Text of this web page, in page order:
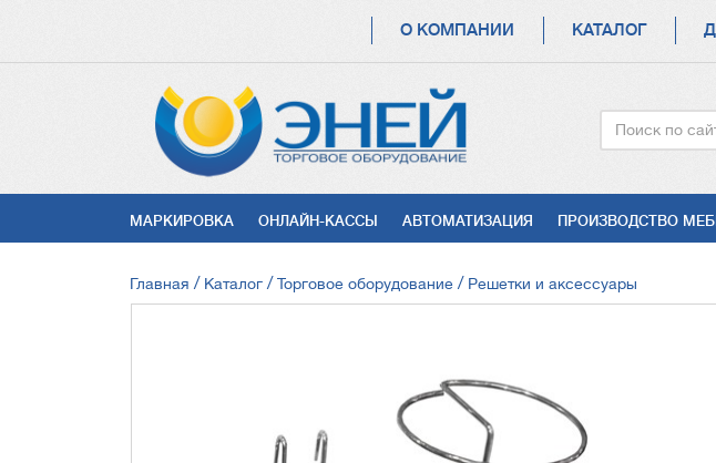
НАВИГАЦИЯ
О КОМПАНИИ КАТАЛОГ
Поиск
УСЛУГИ
МАРКИРОВКА ОНЛАЙН-КАССЫ АВТОМАТИЗАЦИЯ ПРОИЗВОДСТВО
СТРОКА
НАВИГАЦИИ
Главная Каталог Торговое оборудование Решетки и аксессуары